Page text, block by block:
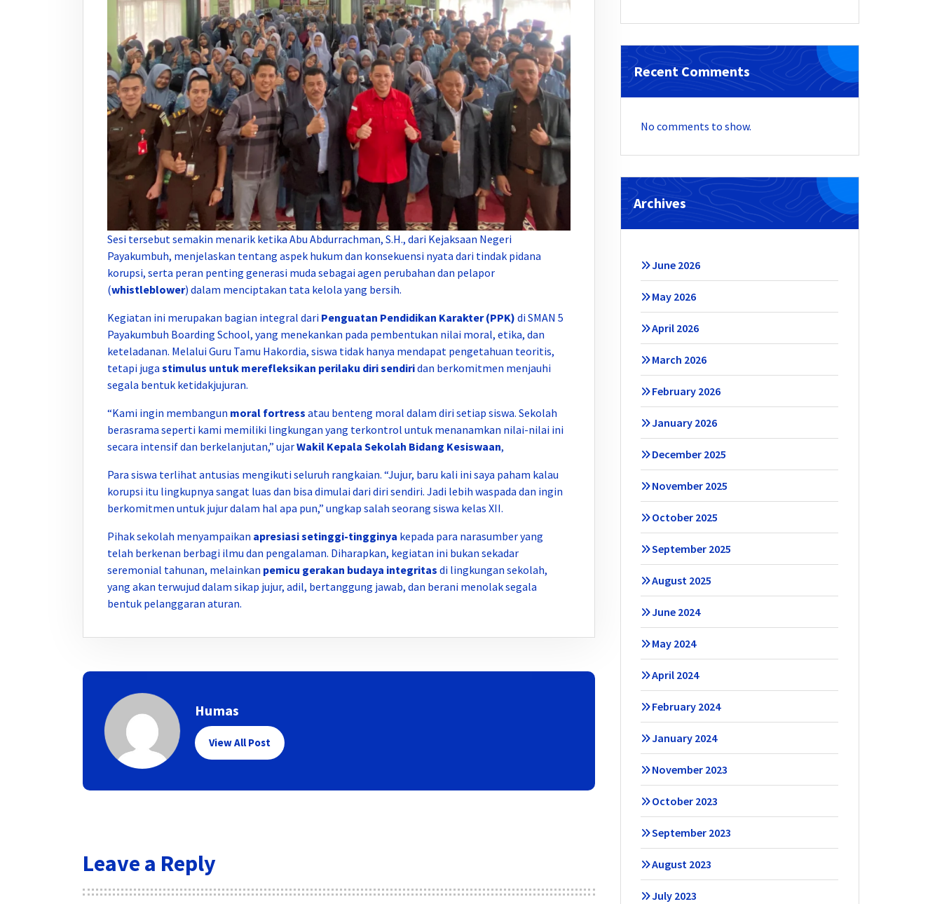
Sesi tersebut semakin menarik ketika Abu Abdurrachman, S.H., dari Kejaksaan Negeri
Payakumbuh, menjelaskan tentang aspek hukum dan konsekuensi nyata dari tindak pidana
korupsi, serta peran penting generasi muda sebagai agen perubahan dan pelapor
(whistleblower) dalam menciptakan tata kelola yang bersih.
Kegiatan ini merupakan bagian integral dari Penguatan Pendidikan Karakter (PPK) di SMAN 5
Payakumbuh Boarding School, yang menekankan pada pembentukan nilai moral, etika, dan
keteladanan. Melalui Guru Tamu Hakordia, siswa tidak hanya mendapat pengetahuan teoritis,
tetapi juga stimulus untuk merefleksikan perilaku diri sendiridan berkomitmen menjauhi
segala bentuk ketidakjujuran.
“Kami ingin membangun moral fortress atau benteng moral dalam diri setiap siswa. Sekolah
berasrama seperti kami memiliki lingkungan yang terkontrol untuk menanamkan nilai-nilai ini
secara intensif dan berkelanjutan,” ujarWakil Kepala Sekolah Bidang Kesiswaan,
Para siswa terlihat antusias mengikuti seluruh rangkaian. “Jujur, baru kali ini saya paham kalau
korupsi itu lingkupnya sangat luas dan bisa dimulai dari diri sendiri. Jadi lebih waspada dan ingin
berkomitmen untuk jujur dalam hal apa pun,” ungkap salah seorang siswa kelas XII.
Pihak sekolah menyampaikan apresiasi setinggi-tingginya kepada para narasumber yang
telah berkenan berbagi ilmu dan pengalaman. Diharapkan, kegiatan ini bukan sekadar
seremonial tahunan, melainkan pemicu gerakan budaya integritas di lingkungan sekolah,
yang akan terwujud dalam sikap jujur, adil, bertanggung jawab, dan berani menolak segala
bentuk pelanggaran aturan.
Humas
View All Post
Leave a Reply
Recent Comments
No comments to show.
Archives
June 2026
May 2026
April 2026
March 2026
February 2026
January 2026
December 2025
November 2025
October 2025
September 2025
August 2025
June 2024
May 2024
April 2024
February 2024
January 2024
November 2023
October 2023
September 2023
August 2023
July 2023